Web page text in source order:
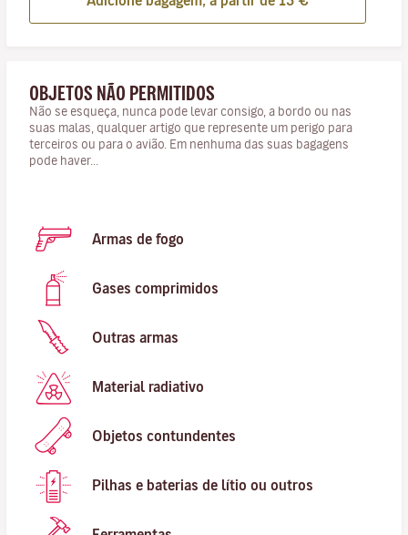
OBJETOS NÃO PERMITIDOS
Não se esqueça, nunca pode levar consigo, a bordo ou nas
suas malas, qualquer artigo que represente um perigo para
terceiros ou para o avião. Em nenhuma das suas bagagens
pode haver...
Armas de fogo
Gases comprimidos
Outras armas
Material radiativo
Objetos contundentes
Pilhas e baterias de lítio ou outros